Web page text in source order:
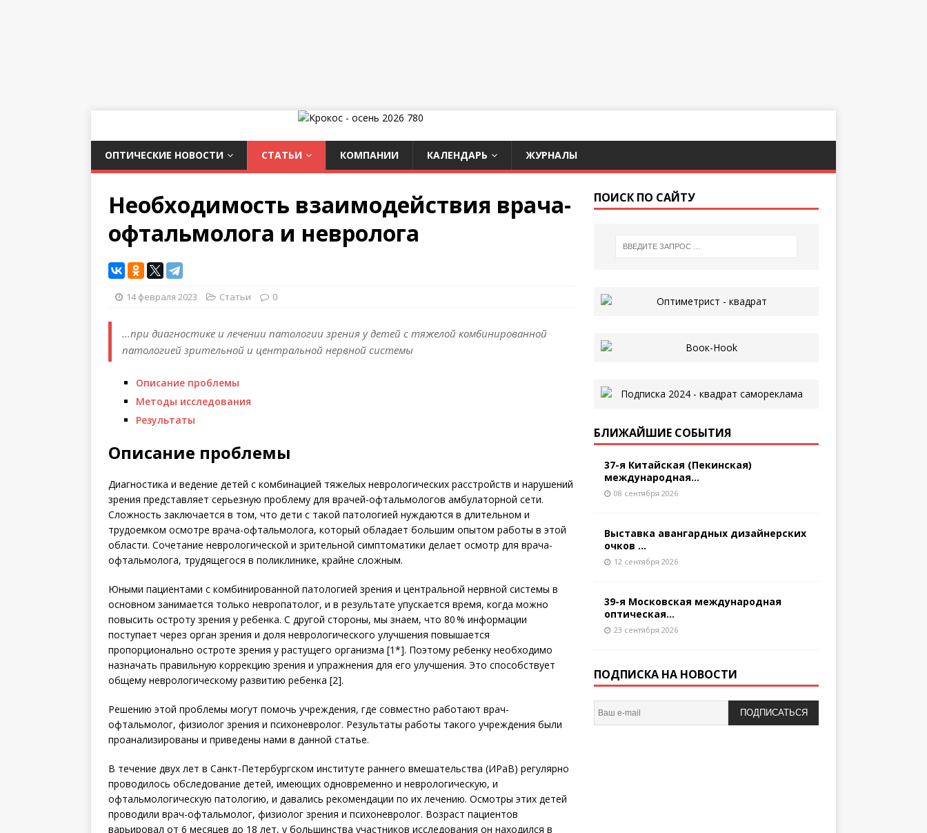
ОПТИЧЕСКИЕ НОВОСТИ СТАТЬИ КОМПАНИИ КАЛЕНДАРЬ ЖУРНАЛЫ
Необходимость взаимодействия врача-
офтальмолога и невролога
14 февраля 2023 Статьи 0
...при диагностике и лечении патологии зрения у детей с тяжелой комбинированной
патологией зрительной и центральной нервной системы
Описание проблемы
Методы исследования
Результаты
Описание проблемы
Диагностика и ведение детей с комбинацией тяжелых неврологических расстройств и нарушений
зрения представляет серьезную проблему для врачей-офтальмологов амбулаторной сети.
Сложность заключается в том, что дети с такой патологией нуждаются в длительном и
трудоемком осмотре врача-офтальмолога, который обладает большим опытом работы в этой
области. Сочетание неврологической и зрительной симптоматики делает осмотр для врача-
офтальмолога, трудящегося в поликлинике, крайне сложным.
Юными пациентами с комбинированной патологией зрения и центральной нервной системы в
основном занимается только невропатолог, и в результате упускается время, когда можно
повысить остроту зрения у ребенка. С другой стороны, мы знаем, что 80 % информации
поступает через орган зрения и доля неврологического улучшения повышается
пропорционально остроте зрения у растущего организма [1*]. Поэтому ребенку необходимо
назначать правильную коррекцию зрения и упражнения для его улучшения. Это способствует
общему неврологическому развитию ребенка [2].
Решению этой проблемы могут помочь учреждения, где совместно работают врач-
офтальмолог, физиолог зрения и психоневролог. Результаты работы такого учреждения были
проанализированы и приведены нами в данной статье.
В течение двух лет в Санкт-Петербургском институте раннего вмешательства (ИРаВ) регулярно
проводилось обследование детей, имеющих одновременно и неврологи­ческую, и
офтальмологическую пато­логию, и давались рекомендации по их лечению. Осмотры этих детей
проводили врач-офтальмолог, физиолог зрения и психоневролог. Возраст пациентов
варьировал от 6 месяцев до 18 лет, у большинства участников исследования он находился в
ПОИСК ПО САЙТУ
БЛИЖАЙШИЕ СОБЫТИЯ
37-я Китайская (Пекинская)
международная...
08 сентября 2026
Выставка авангардных дизайнерских
очков ...
12 сентября 2026
39-я Московская международная
оптическая...
23 сентября 2026
ПОДПИСКА НА НОВОСТИ
ПОДПИСАТЬСЯ